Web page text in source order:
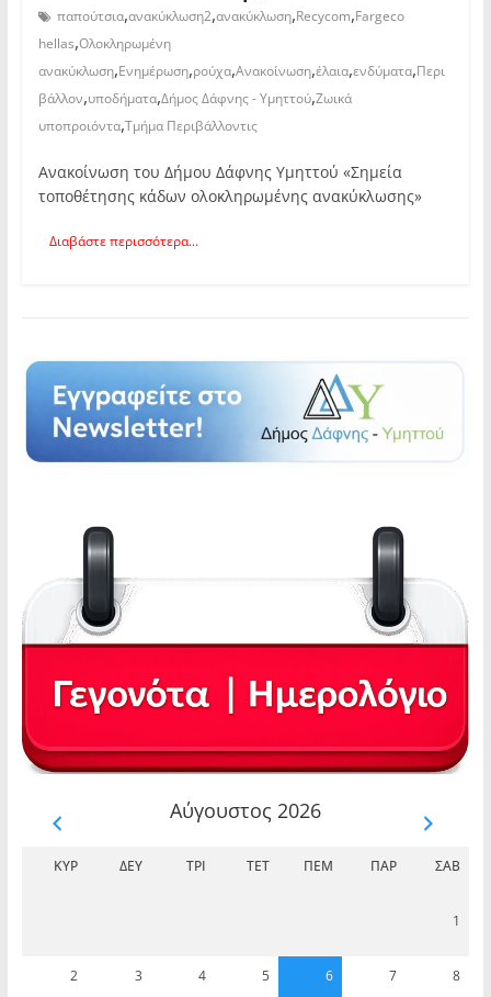
παπούτσια,ανακύκλωση2,ανακύκλωση,Recycom,Fargeco
hellas,Ολοκληρωμένη
ανακύκλωση,Ενημέρωση,ρούχα,Ανακοίνωση,έλαια,ενδύματα,Περι
βάλλον,υποδήματα,Δήμος Δάφνης - Υμηττού,Ζωικά
υποπροιόντα,Τμήμα Περιβάλλοντις
Ανακοίνωση του Δήμου Δάφνης Υμηττού «Σημεία
τοποθέτησης κάδων ολοκληρωμένης ανακύκλωσης»
Διαβάστε περισσότερα...
Αύγουστος 2026
ΚΥΡ ΔΕΥ ΤΡΊ ΤΕΤ ΠΈΜ ΠΑΡ ΣΆΒ
1
2 3 4 5 6 7 8